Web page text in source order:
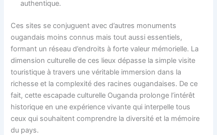
authentique.
Ces sites se conjuguent avec d’autres monuments
ougandais moins connus mais tout aussi essentiels,
formant un réseau d’endroits à forte valeur mémorielle. La
dimension culturelle de ces lieux dépasse la simple visite
touristique à travers une véritable immersion dans la
richesse et la complexité des racines ougandaises. De ce
fait, cette escapade culturelle Ouganda prolonge l’intérêt
historique en une expérience vivante qui interpelle tous
ceux qui souhaitent comprendre la diversité et la mémoire
du pays.